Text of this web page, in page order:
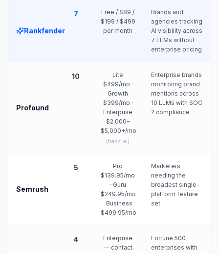
Rankfender
7
Free / $89 /
$199 / $499
per month
Brands and
agencies tracking
AI visibility across
7 LLMs without
enterprise pricing
Profound
10
Lite
$499/mo ·
Growth
$399/mo ·
Enterprise
$2,000–
$5,000+/mo
(trakkr.ai)
Enterprise brands
monitoring brand
mentions across
10 LLMs with SOC
2 compliance
Semrush
5
Pro
$139.95/mo
· Guru
$249.95/mo
· Business
$499.95/mo
Marketers
needing the
broadest single-
platform feature
set
4
Enterprise
— contact
Fortune 500
enterprises with